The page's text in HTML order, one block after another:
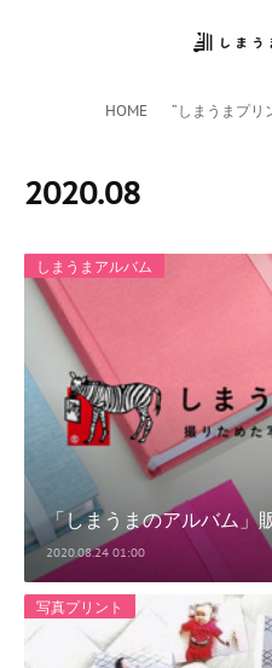
HOME
2020.08
しまうまアルバム
「しまうまのアルバム」
2020.08.24 01:00
写真プリント